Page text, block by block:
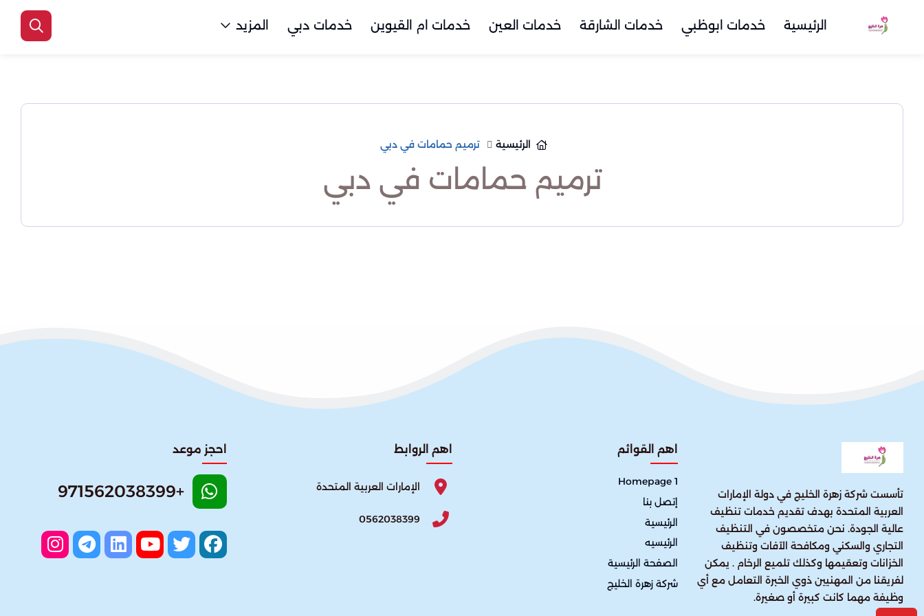
الرئيسية خدمات ابوظبي خدمات الشارقة خدمات العين خدمات ام القيوين خدمات دبي المزيد
الرئيسية ترميم حمامات في دبي
ترميم حمامات في دبي
تأسست شركة زهرة الخليج في دولة الإمارات
العربية المتحدة بهدف تقديم خدمات تنظيف
عالية الجودة. نحن متخصصون في التنظيف
التجاري والسكني ومكافحة الآفات وتنظيف
الخزانات وتعقيمها وكذلك تلميع الرخام . يمكن
لفريقنا من المهنيين ذوي الخبرة التعامل مع أي
وظيفة مهما كانت كبيرة أو صغيرة.
اهم القوائم
Homepage 1
إتصل بنا
الرئيسية
الرئيسيه
الصفحة الرئيسية
شركة زهرة الخليج
اهم الروابط
الإمارات العربية المتحدة
0562038399
احجز موعد
+971562038399